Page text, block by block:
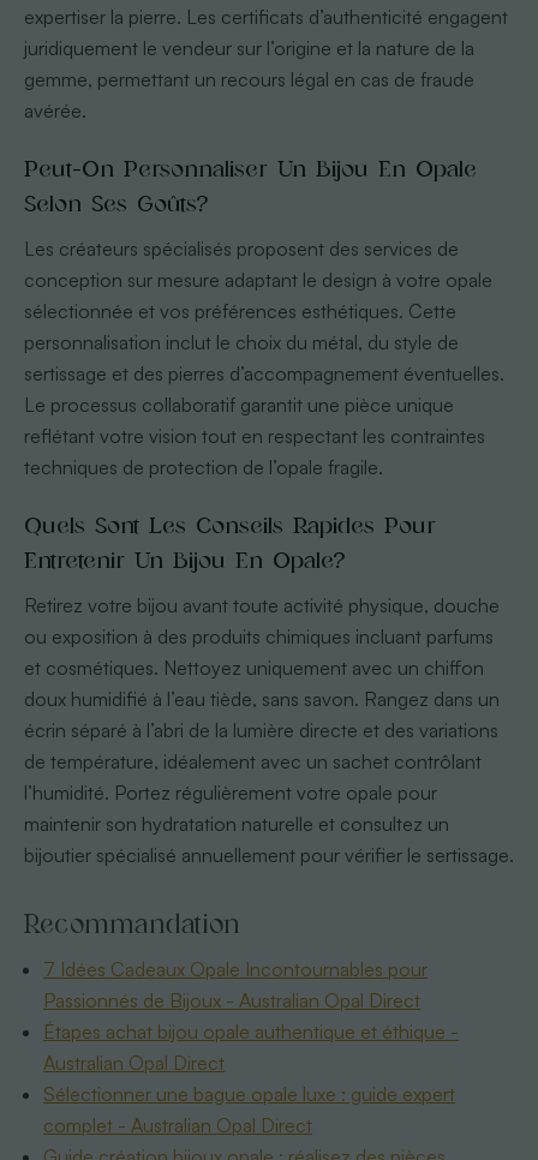
expertiser la pierre. Les certificats d’authenticité engagent
juridiquement le vendeur sur l’origine et la nature de la
gemme, permettant un recours légal en cas de fraude
avérée.
Peut-On Personnaliser Un Bijou En Opale
Selon Ses Goûts?
Les créateurs spécialisés proposent des services de
conception sur mesure adaptant le design à votre opale
sélectionnée et vos préférences esthétiques. Cette
personnalisation inclut le choix du métal, du style de
sertissage et des pierres d’accompagnement éventuelles.
Le processus collaboratif garantit une pièce unique
reflétant votre vision tout en respectant les contraintes
techniques de protection de l’opale fragile.
Quels Sont Les Conseils Rapides Pour
Entretenir Un Bijou En Opale?
Retirez votre bijou avant toute activité physique, douche
ou exposition à des produits chimiques incluant parfums
et cosmétiques. Nettoyez uniquement avec un chiffon
doux humidifié à l’eau tiède, sans savon. Rangez dans un
écrin séparé à l’abri de la lumière directe et des variations
de température, idéalement avec un sachet contrôlant
l’humidité. Portez régulièrement votre opale pour
maintenir son hydratation naturelle et consultez un
bijoutier spécialisé annuellement pour vérifier le sertissage.
Recommandation
7 Idées Cadeaux Opale Incontournables pour
Passionnés de Bijoux - Australian Opal Direct
Étapes achat bijou opale authentique et éthique -
Australian Opal Direct
Sélectionner une bague opale luxe : guide expert
complet - Australian Opal Direct